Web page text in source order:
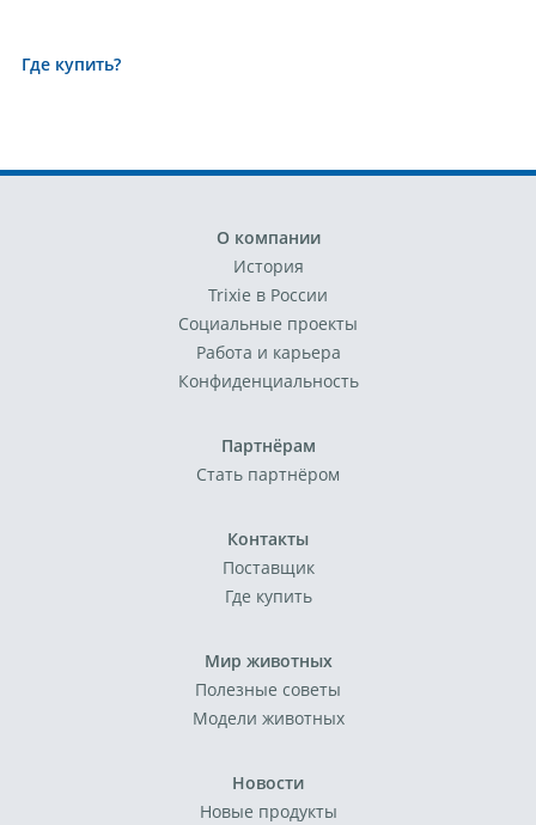
Где купить?
О компании
История
Trixie в России
Социальные проекты
Работа и карьера
Конфиденциальность
Партнёрам
Стать партнёром
Контакты
Поставщик
Где купить
Мир животных
Полезные советы
Модели животных
Новости
Новые продукты